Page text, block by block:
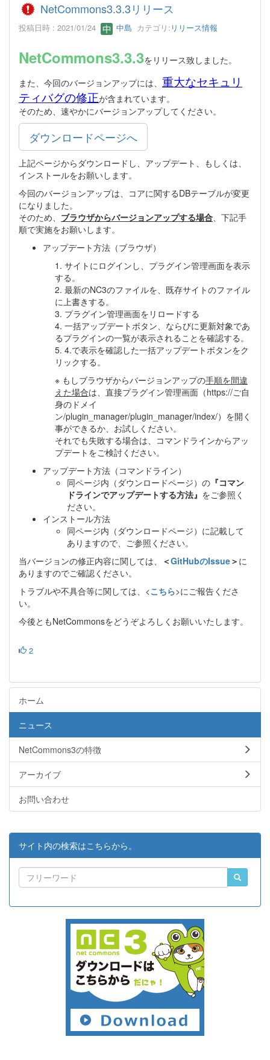
NetCommons3.3.3リリース
投稿日時 : 2021/01/24 中島 カテゴリ: リリース情報
NetCommons3.3.3をリリース致しました。
また、今回のバージョンアップには、 重大なセキュリ
ティバグの修正が含まれています。
そのため、速やかにバージョンアップしてください。
ダウンロードページへ
上記ページからダウンロードし、アップデート、もしくは、
インストールをお願いします。
今回のバージョンアップは、コアに関するDBテーブルが変更
になりました。
そのため、 ブラウザからバージョンアップする場合 、下記手
順で実施をお願いします。
アップデート方法（ブラウザ）
1. サイトにログインし、プラグイン管理画面を表示
する。
2. 最新のNC3のファイルを、既存サイトのファイル
に上書きする。
3. プラグイン管理画面をリロードする
4. 一括アップデートボタン、ならびに更新対象であ
るプラグインの一覧が表示されることを確認する。
5. 4.で表示を確認した一括アップデートボタンをク
リックする。
※ もしブラウザからバージョンアップの手順を間違
えた場合は、直接プラグイン管理画面（https://ご自
身のドメイ
ン/plugin_manager/plugin_manager/index/）を開く
事ができるか、お試しください。
それでも失敗する場合は、コマンドラインからアッ
プデートをご検討ください。
アップデート方法（コマンドライン）
同ページ内（ダウンロードページ）の 『コマン
ドラインでアップデートする方法』 をご参照く
ださい。
インストール方法
同ページ内（ダウンロードページ）に記載して
ありますので、ご参照ください。
当バージョンの修正内容に関しては、
＜GitHubのIssue＞ に
ありますのでご確認ください。
トラブルや不具合等に関しては、<こちら>にご報告くださ
い。
今後ともNetCommonsをどうぞよろしくお願いいたします。
2
ホーム
ニュース
NetCommons3の特徴
アーカイブ
お問い合わせ
サイト内の検索はこちらから。